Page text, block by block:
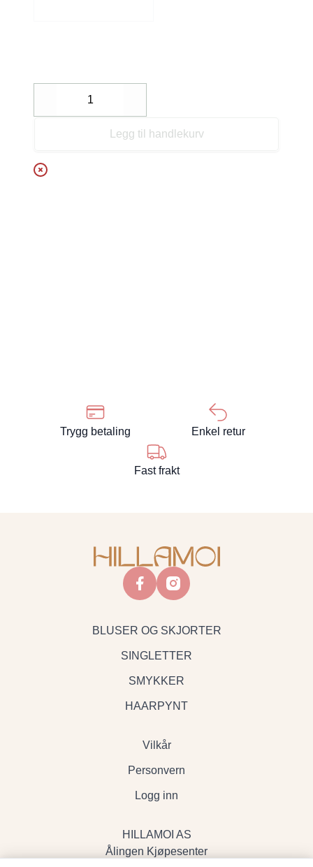
Decrease
Legg til handlekurv
Trygg betaling Enkel retur
Fast frakt
facebookinstagram
BLUSER OG SKJORTER
SINGLETTER
SMYKKER
HAARPYNT
Vilkår
Personvern
Logg inn
HILLAMOI AS
Ålingen Kjøpesenter